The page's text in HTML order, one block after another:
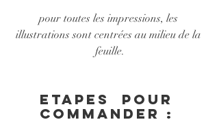
pour toutes les impressions, les
illustrations sont centrées au milieu de la
feuille.
Etapes  Pour
commander :